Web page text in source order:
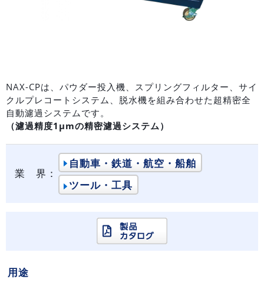
NAX-CPは、パウダー投入機、スプリングフィルター、サイ
クルプレコートシステム、脱水機を組み合わせた超精密全
自動濾過システムです。
（濾過精度1μmの精密濾過システム）
業 界：
自動車・鉄道・航空・船舶
ツール・工具
用途